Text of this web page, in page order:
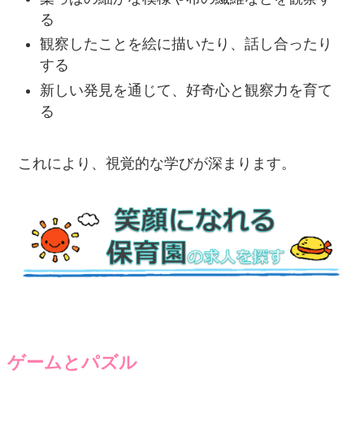
る
観察したことを絵に描いたり、話し合ったり
する
新しい発見を通じて、好奇心と観察力を育て
る
これにより、視覚的な学びが深まります。
ゲームとパズル